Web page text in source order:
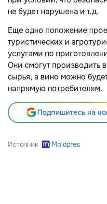
не будет нарушена и т.д.
Еще одно положение
туристических и
услугами по
Они смогут производить
сырья, а вино можно
напрямую потребителям.
Подпишитесь на
Источник Moldpres